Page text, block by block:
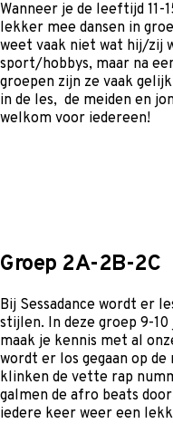
Wanneer je de leeftijd 11-
lekker mee dansen in
weet vaak niet wat hij/zij
sport/hobbys, maar na
groepen zijn ze vaak
in de les, de meiden en
welkom voor iedereen!
Groep 2A-2B-2C
Bij Sessadance wordt er
stijlen. In deze groep 9-
maak je kennis met al
wordt er los gegaan op
klinken de vette rap
galmen de afro beats
iedere keer weer een